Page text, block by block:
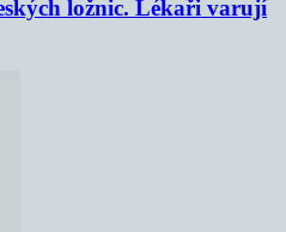
ložnic. Lékaři varují